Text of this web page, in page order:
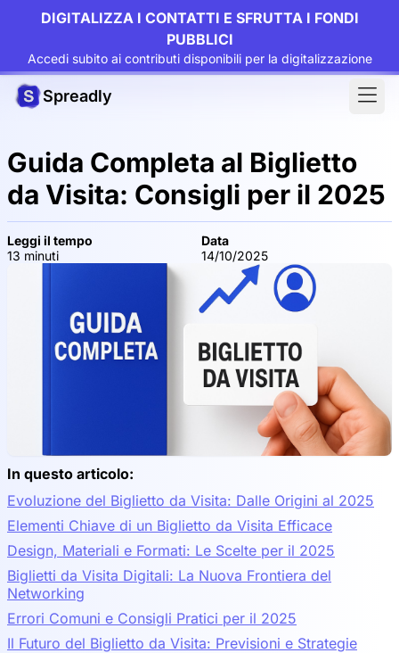
DIGITALIZZA I CONTATTI E SFRUTTA I FONDI
PUBBLICI
Accedi subito ai contributi disponibili per la digitalizzazione
Spreadly
Guida Completa al Biglietto
da Visita: Consigli per il 2025
Leggi il tempo
13 minuti
Data
14/10/2025
In questo articolo:
Evoluzione del Biglietto da Visita: Dalle Origini al 2025
Elementi Chiave di un Biglietto da Visita Efficace
Design, Materiali e Formati: Le Scelte per il 2025
Biglietti da Visita Digitali: La Nuova Frontiera del
Networking
Errori Comuni e Consigli Pratici per il 2025
Il Futuro del Biglietto da Visita: Previsioni e Strategie